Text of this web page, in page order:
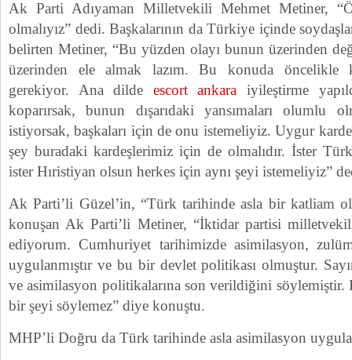
Ak Parti Adıyaman Milletvekili Mehmet Metiner,
olmalıyız” dedi. Başkalarının da Türkiye içinde
belirten Metiner, “Bu yüzden olayı bunun üzerinden
üzerinden ele almak lazım. Bu konuda öncelikle
gerekiyor. Ana dilde escort ankara iyileştirme
koparırsak, bunun dışarıdaki yansımaları olumlu
istiyorsak, başkaları için de onu istemeliyiz. Uygur
şey buradaki kardeşlerimiz için de olmalıdır. İster
ister Hıristiyan olsun herkes için aynı şeyi istemeliyiz”
Ak Parti’li Güzel’in, “Türk tarihinde asla bir katliam
konuşan Ak Parti’li Metiner, “İktidar partisi
ediyorum. Cumhuriyet tarihimizde asimilasyon,
uygulanmıştır ve bu bir devlet politikası olmuştur.
ve asimilasyon politikalarına son verildiğini söylemiştir.
bir şeyi söylemez” diye konuştu.
MHP’li Doğru da Türk tarihinde asla asimilasyon